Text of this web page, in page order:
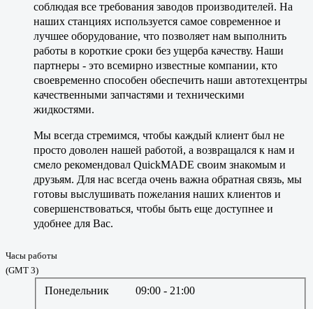
соблюдая все требования заводов производителей. На
наших станциях используется самое современное и
лучшее оборудование, что позволяет нам выполнить
работы в короткие сроки без ущерба качеству. Наши
партнеры - это всемирно известные компании, кто
своевременно способен обеспечить наши автотехцентры
качественными запчастями и техническими
жидкостями.
Мы всегда стремимся, чтобы каждый клиент был не
просто доволен нашей работой, а возвращался к нам и
смело рекомендовал QuickMADE своим знакомым и
друзьям. Для нас всегда очень важна обратная связь, мы
готовы выслушивать пожелания наших клиентов и
совершенствоваться, чтобы быть еще доступнее и
удобнее для Вас.
Часы работы
(GMT 3)
Понедельник 09:00 - 21:00